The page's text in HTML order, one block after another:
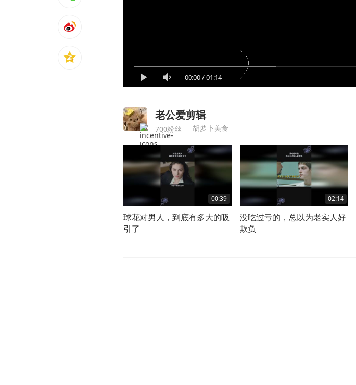
00:00/01:14
老公爱剪辑
700粉丝 胡萝卜美食
00:39
球花对男人，到底有多大的吸
引了
02:14
没吃过亏的，总以为老实人好
欺负